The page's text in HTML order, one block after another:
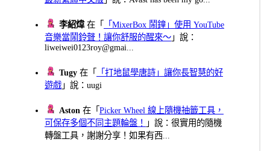
李紹煒在「
「MixerBox 鬧鐘」使用 YouTube
音樂當鬧鈴聲！讓你舒服的醒來～ 」說：
liweiwei0123roy@gmai...
Tugy 在「
「打地鼠學唐詩」讓你長智慧的好
遊戲 」說：uugi
Aston 在「Picker Wheel 線上隨機抽籤工具，
可保存多個不同主題輪盤！
」說：很實用的隨機
轉盤工具，謝謝分享！如果有西...